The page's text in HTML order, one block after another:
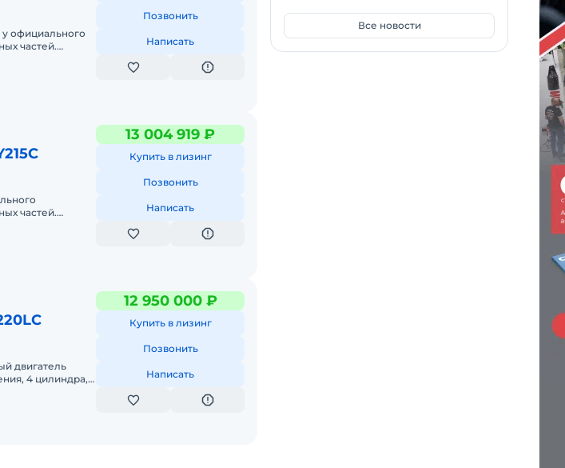
официального
частей.
Позвонить
Написать
частей.
13 004 919 ₽
Купить в лизинг
Позвонить
Написать
двигатель
4 цилиндра,
12 950 000 ₽
Купить в лизинг
Позвонить
Написать
Все новости